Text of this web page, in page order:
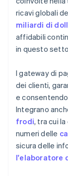
Esamina le
ricavi globali
miliardi di
affidabili
in questo
I gateway di
dei clienti,
e
Integrano
frodi, tra cui
numeri delle
sicura delle
l'elaboratore